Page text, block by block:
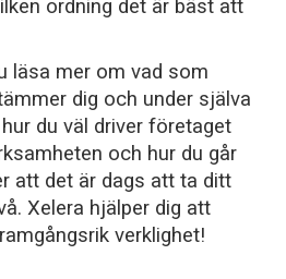
ordning det är bäst att
läsa mer om vad som
dig och under själva
du väl driver företaget
och hur du går
att det är dags att ta ditt
Xelera hjälper dig att
verklighet!